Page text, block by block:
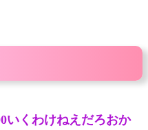
いくわけねえだろおか